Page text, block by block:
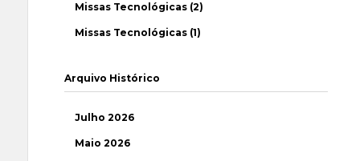
Missas Tecnológicas (2)
Missas Tecnológicas (1)
Arquivo Histórico
Julho 2026
Maio 2026